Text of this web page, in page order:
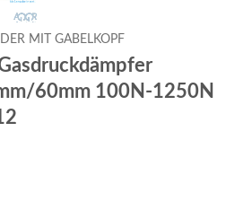
MIT GABELKOPF
60mm 100N-1250N